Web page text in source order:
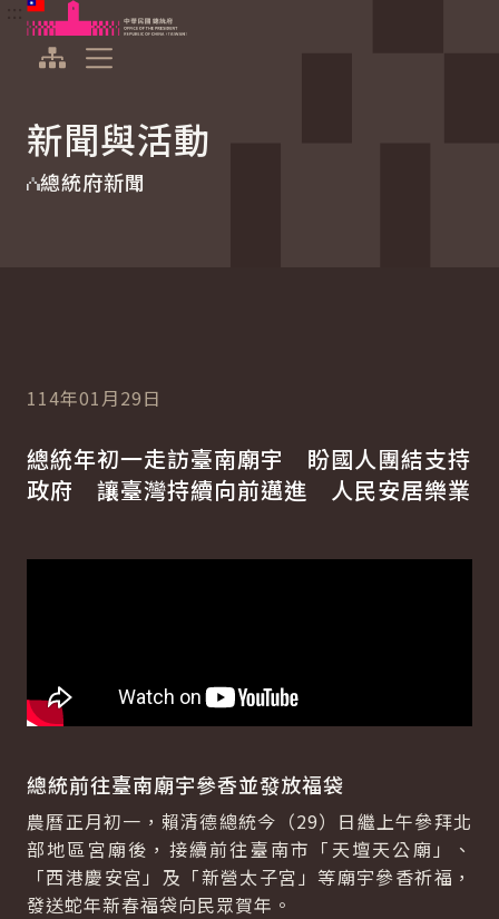
跳到主要內容
中華民國總統府
新聞與活動
總統府新聞
114年01月29日
總統年初一走訪臺南廟宇 盼國人團結支持
政府 讓臺灣持續向前邁進 人民安居樂業
總統前往臺南廟宇參香並發放福袋
農曆正月初一，賴清德總統今（29）日繼上午參拜北
部地區宮廟後，接續前往臺南市「天壇天公廟」、
「西港慶安宮」及「新營太子宮」等廟宇參香祈福，
發送蛇年新春福袋向民眾賀年。